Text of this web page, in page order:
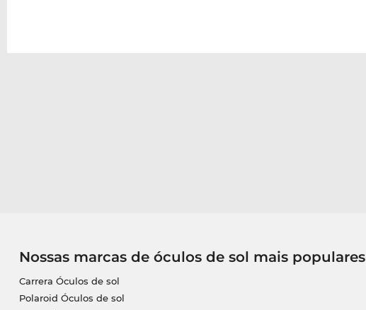
Nossas marcas de óculos de sol mais populares
Carrera Óculos de sol
Polaroid Óculos de sol